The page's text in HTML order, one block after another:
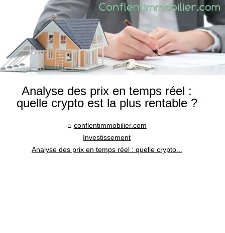
Analyse des prix en temps réel :
quelle crypto est la plus rentable ?
conflentimmobilier.com
Investissement
Analyse des prix en temps réel : quelle crypto...